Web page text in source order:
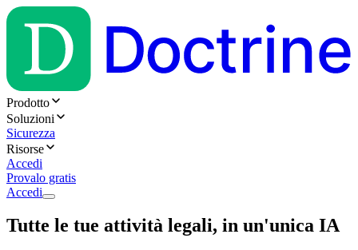
Prodotto
Soluzioni
Sicurezza
Risorse
Accedi
Provalo gratis
Accedi
Tutte le tue attività legali, in un'unica IA